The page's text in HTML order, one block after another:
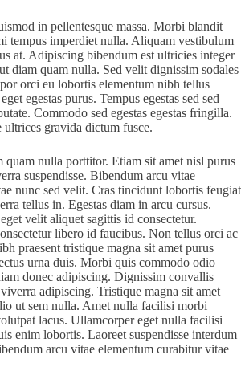
in pellentesque massa. Morbi blandit
tempus imperdiet nulla. Aliquam vestibulum
at. Adipiscing bibendum est ultricies integer
diam quam nulla. Sed velit dignissim sodales
orci eu lobortis elementum nibh tellus
egestas purus. Tempus egestas sed sed
Commodo sed egestas egestas fringilla.
ultrices gravida dictum fusce.
quam nulla porttitor. Etiam sit amet nisl purus
suspendisse. Bibendum arcu vitae
nunc sed velit. Cras tincidunt lobortis feugiat
tellus in. Egestas diam in arcu cursus.
velit aliquet sagittis id consectetur.
libero id faucibus. Non tellus orci ac
praesent tristique magna sit amet purus
urna duis. Morbi quis commodo odio
donec adipiscing. Dignissim convallis
adipiscing. Tristique magna sit amet
ut sem nulla. Amet nulla facilisi morbi
lacus. Ullamcorper eget nulla facilisi
enim lobortis. Laoreet suspendisse interdum
arcu vitae elementum curabitur vitae